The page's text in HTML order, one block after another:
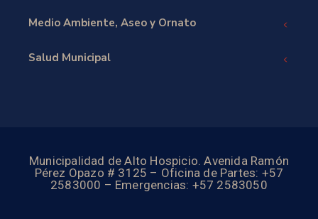
Medio Ambiente, Aseo y Ornato
Salud Municipal
Municipalidad de Alto Hospicio. Avenida Ramón
Pérez Opazo # 3125 – Oficina de Partes: +57
2583000 – Emergencias: +57 2583050